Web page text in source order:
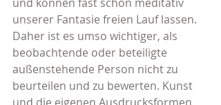
unserer Fantasie freien Lauf lassen.
Daher ist es umso wichtiger, als
beobachtende oder beteiligte
außenstehende Person nicht zu
beurteilen und zu bewerten. Kunst